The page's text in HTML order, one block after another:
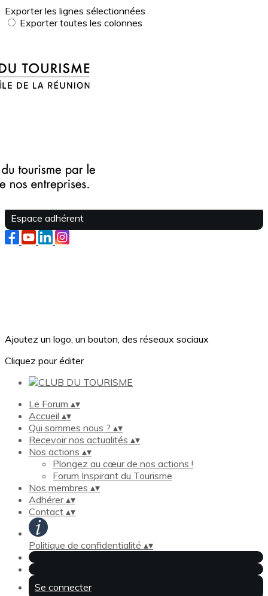
Exporter les lignes sélectionnées
Exporter toutes les colonnes
?>
Images de la page d'accueil
Je m'abonne à la newsletter
Espace adhérent
Ajoutez un logo, un bouton, des réseaux sociaux
Cliquez pour éditer
Le Forum ▴▾
Accueil ▴▾
Qui sommes nous ? ▴▾
Recevoir nos actualités ▴▾
Nos actions ▴▾
Plongez au cœur de nos actions !
Forum Inspirant du Tourisme
Nos membres ▴▾
Adhérer▴▾
Contact ▴▾
Politique de confidentialité ▴▾
Se connecter